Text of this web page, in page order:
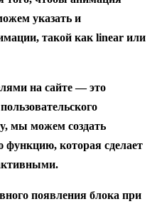
указать и
такой как linear или
на сайте — это
мы можем создать
функцию, которая сделает
появления блока при